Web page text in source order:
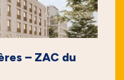
– ZAC du